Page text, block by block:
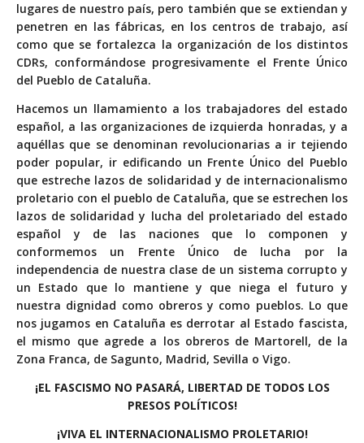
lugares de nuestro país, pero también que se extiendan y
penetren en las fábricas, en los centros de trabajo, así
como que se fortalezca la organización de los distintos
CDRs, conformándose progresivamente el Frente Único
del Pueblo de Cataluña.
Hacemos un llamamiento a los trabajadores del estado
español, a las organizaciones de izquierda honradas, y a
aquéllas que se denominan revolucionarias a ir tejiendo
poder popular, ir edificando un Frente Único del Pueblo
que estreche lazos de solidaridad y de internacionalismo
proletario con el pueblo de Cataluña, que se estrechen los
lazos de solidaridad y lucha del proletariado del estado
español y de las naciones que lo componen y
conformemos un Frente Único de lucha por la
independencia de nuestra clase de un sistema corrupto y
un Estado que lo mantiene y que niega el futuro y
nuestra dignidad como obreros y como pueblos. Lo que
nos jugamos en Cataluña es derrotar al Estado fascista,
el mismo que agrede a los obreros de Martorell, de la
Zona Franca, de Sagunto, Madrid, Sevilla o Vigo.
¡EL FASCISMO NO PASARÁ, LIBERTAD DE TODOS LOS
PRESOS POLÍTICOS!
¡VIVA EL INTERNACIONALISMO PROLETARIO!